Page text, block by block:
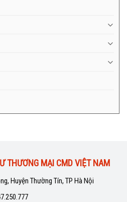
THƯƠNG MẠI CMD VIỆT NAM
Huyện Thường Tín, TP Hà Nội